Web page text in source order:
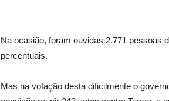
Na ocasião, foram ouvidas 2.771 pessoas
percentuais.
Mas na votação desta dificilmente o